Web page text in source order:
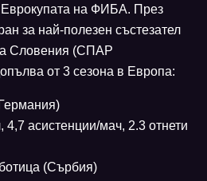
Еврокупата на ФИБА. През
за най-полезен състезател
Словения (СПАР
от 3 сезона в Европа:
4,7 асистенции/мач, 2.3 отнети
(Сърбия)